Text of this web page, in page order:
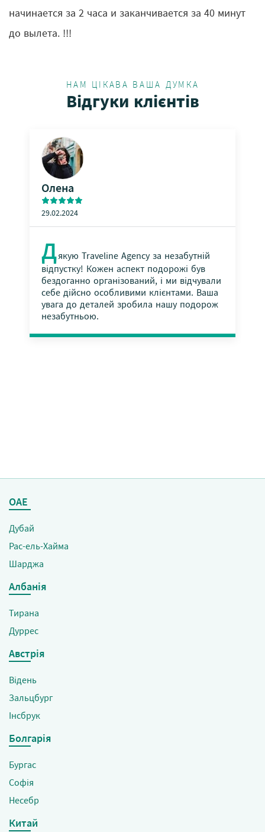
начинается за 2 часа и заканчивается за 40 минут
до вылета. !!!
НАМ ЦІКАВА ВАША ДУМКА
Відгуки клієнтів
Олена
29.02.2024
Дякую Traveline Agency за незабутній
відпустку! Кожен аспект подорожі був
бездоганно організований, і ми відчували
себе дійсно особливими клієнтами. Ваша
увага до деталей зробила нашу подорож
незабутньою.
Чартерні рейси
ОАЕ
Дубай
Рас-ель-Хайма
Шарджа
Албанія
Тирана
Дуррес
Австрія
Відень
Зальцбург
Інсбрук
Болгарія
Бургас
Софія
Несебр
Китай